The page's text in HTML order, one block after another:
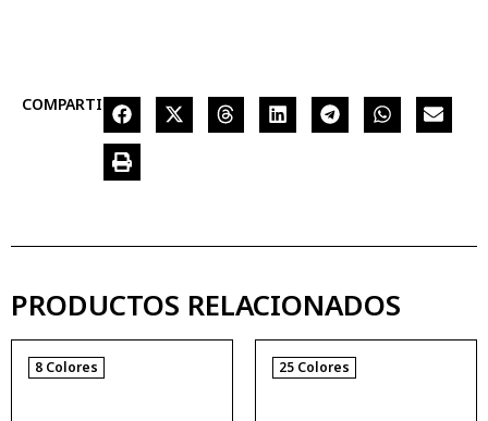
COMPARTIR
PRODUCTOS RELACIONADOS
8 Colores 25 Colores